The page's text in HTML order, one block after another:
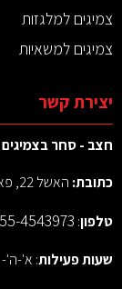
צמיגים למלגזות
צמיגים למשאיות
יצירת קשר
חצב - סחר בצמיגים
כתובת: האשל 22, פארק תעשיות דרומי קיסריה
טלפון:
4543973
שעות פעילות: א'-ה'- 8:00-18:00